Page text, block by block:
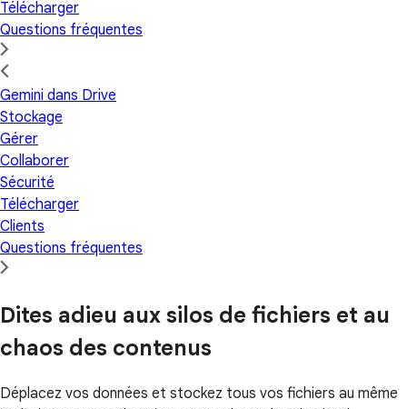
Télécharger
Questions fréquentes
Gemini dans Drive
Stockage
Gérer
Collaborer
Sécurité
Télécharger
Clients
Questions fréquentes
Dites adieu aux silos de fichiers et au
chaos des contenus
Déplacez vos données et stockez tous vos fichiers au même